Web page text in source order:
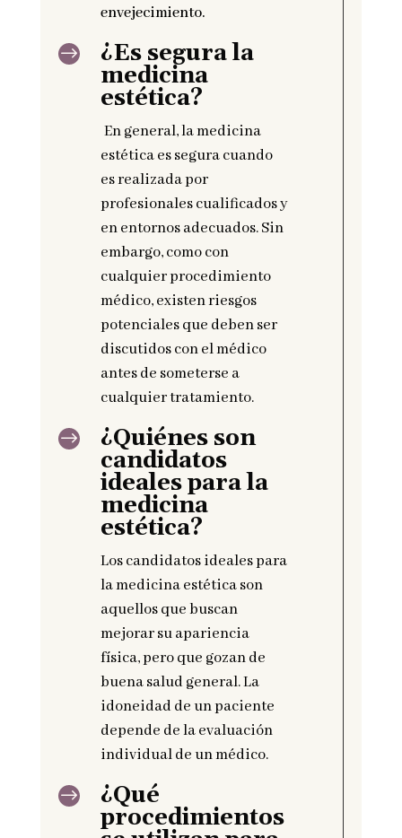
envejecimiento.
$ ¿Es segura la
medicina
estética?
En general, la medicina
estética es segura cuando
es realizada por
profesionales cualificados y
en entornos adecuados. Sin
embargo, como con
cualquier procedimiento
médico, existen riesgos
potenciales que deben ser
discutidos con el médico
antes de someterse a
cualquier tratamiento.
$ ¿Quiénes son
candidatos
ideales para la
medicina
estética?
Los candidatos ideales para
la medicina estética son
aquellos que buscan
mejorar su apariencia
física, pero que gozan de
buena salud general. La
idoneidad de un paciente
depende de la evaluación
individual de un médico.
$ ¿Qué
procedimientos